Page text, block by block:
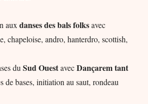
auxdanses des bals folksavec
chapeloise, andro, hanterdro, scottish,
duSud OuestavecDançarem tant
de bases, initiation au saut, rondeau